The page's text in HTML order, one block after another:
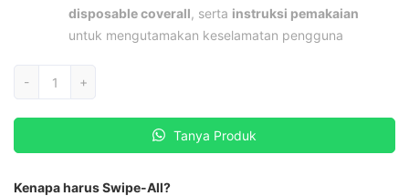
disposable coverall, serta instruksi pemakaian
untuk mengutamakan keselamatan pengguna
-
Spill
Kit
Liter
+
Tanya Produk
Kenapa harus Swipe-All?